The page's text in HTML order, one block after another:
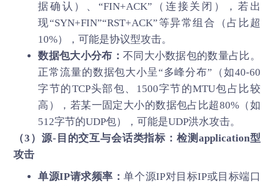
据确认）、“FIN+ACK”（连接关闭），若出
现“SYN+FIN”“RST+ACK”等异常组合（占比超
10%），可能是协议型攻击。
数据包大小分布： 不同大小数据包的数量占比。
正常流量的数据包大小呈“多峰分布”（如40-60
字节的TCP头部包、1500字节的MTU包占比较
高），若某一固定大小的数据包占比超80%（如
512字节的UDP包），可能是UDP洪水攻击。
（3）源-目的交互与会话类指标：检测application型
攻击
单源IP请求频率：单个源IP对目标IP或目标端口